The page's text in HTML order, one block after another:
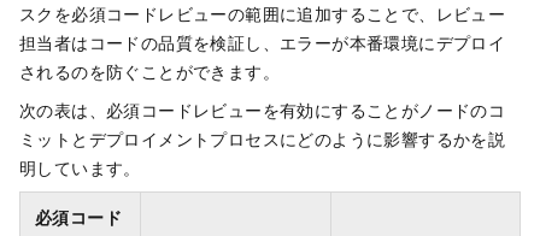
スクを必須コードレビューの範囲に追加することで、レビュー
担当者はコードの品質を検証し、エラーが本番環境にデプロイ
されるのを防ぐことができます。
次の表は、必須コードレビューを有効にすることがノードのコ
ミットとデプロイメントプロセスにどのように影響するかを説
明しています。
必須コード